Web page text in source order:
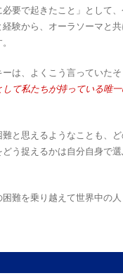
必要で起きたこと」として
経験から、オーラソーマと
ーは、よくこう言っていたそ
して私たちが持っている唯
難と思えるようなことも、
う捉えるかは自分自身で
難を乗り越えて世界中の